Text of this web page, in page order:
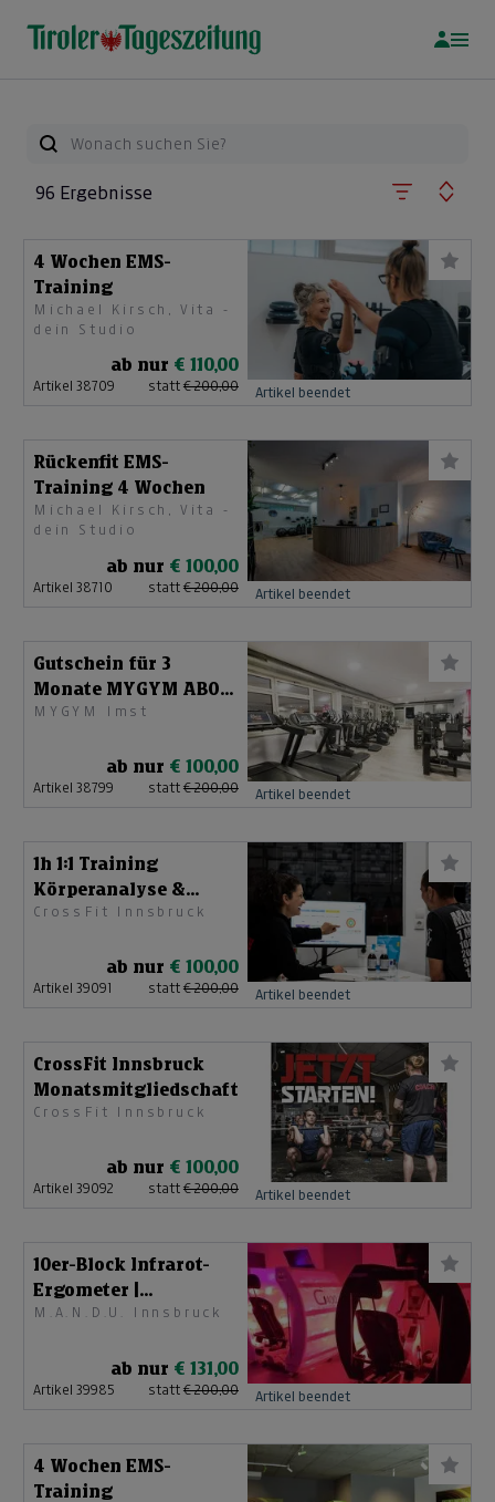
96 Ergebnisse
4 Wochen EMS-
Training
Michael Kirsch, Vita -
dein Studio
ab nur € 110,00
Artikel 38709 statt € 200,00 Artikel beendet
Rückenfit EMS-
Training 4 Wochen
Michael Kirsch, Vita -
dein Studio
ab nur € 100,00
Artikel 38710 statt € 200,00 Artikel beendet
Gutschein für 3
Monate MYGYM ABO
VIP
MYGYM Imst
ab nur € 100,00
Artikel 38799 statt € 200,00 Artikel beendet
1h 1:1 Training
Körperanalyse &
Ernährungstraining
CrossFit Innsbruck
ab nur € 100,00
Artikel 39091 statt € 200,00 Artikel beendet
CrossFit Innsbruck
Monatsmitgliedschaft
CrossFit Innsbruck
ab nur € 100,00
Artikel 39092 statt € 200,00 Artikel beendet
10er-Block Infrarot-
Ergometer |
Abnehmen in
M.A.N.D.U. Innsbruck
ab nur € 131,00
Artikel 39985 statt € 200,00 Artikel beendet
4 Wochen EMS-
Training